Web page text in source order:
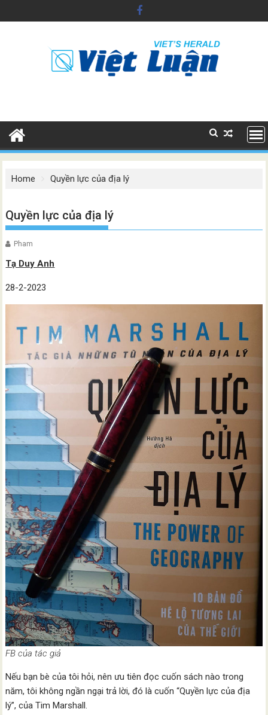
to
Home Quyền lực của địa lý
Quyền lực của địa lý
Pham
Tạ Duy Anh
28-2-2023
FB của tác giả
Nếu bạn bè của tôi hỏi, nên ưu tiên đọc cuốn sách nào trong
năm, tôi không ngần ngại trả lời, đó là cuốn “Quyền lực của địa
lý”, của Tim Marshall.